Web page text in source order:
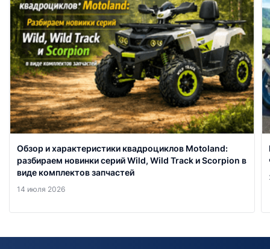
Обзор и характеристики квадроциклов Motoland:
разбираем новинки серий Wild, Wild Track и Scorpion в
виде комплектов запчастей
14 июля 2026